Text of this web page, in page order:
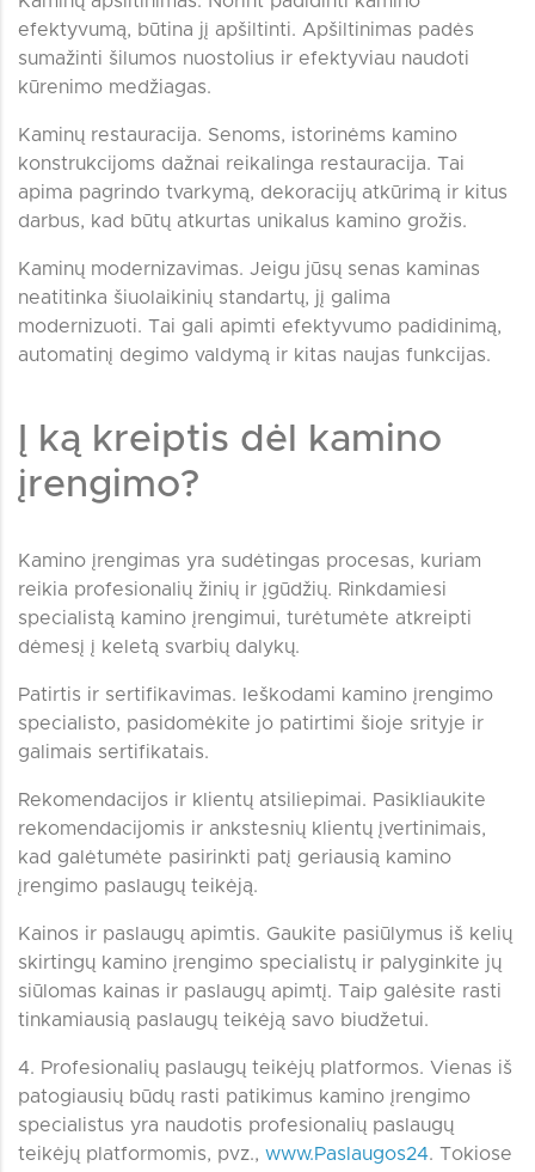
efektyvumą, būtina jį apšiltinti. Apšiltinimas padės
sumažinti šilumos nuostolius ir efektyviau naudoti
kūrenimo medžiagas.
Kaminų restauracija. Senoms, istorinėms kamino
konstrukcijoms dažnai reikalinga restauracija. Tai
apima pagrindo tvarkymą, dekoracijų atkūrimą ir kitus
darbus, kad būtų atkurtas unikalus kamino grožis.
Kaminų modernizavimas. Jeigu jūsų senas kaminas
neatitinka šiuolaikinių standartų, jį galima
modernizuoti. Tai gali apimti efektyvumo padidinimą,
automatinį degimo valdymą ir kitas naujas funkcijas.
Į ką kreiptis dėl kamino
įrengimo?
Kamino įrengimas yra sudėtingas procesas, kuriam
reikia profesionalių žinių ir įgūdžių. Rinkdamiesi
specialistą kamino įrengimui, turėtumėte atkreipti
dėmesį į keletą svarbių dalykų.
Patirtis ir sertifikavimas. Ieškodami kamino įrengimo
specialisto, pasidomėkite jo patirtimi šioje srityje ir
galimais sertifikatais.
Rekomendacijos ir klientų atsiliepimai. Pasikliaukite
rekomendacijomis ir ankstesnių klientų įvertinimais,
kad galėtumėte pasirinkti patį geriausią kamino
įrengimo paslaugų teikėją.
Kainos ir paslaugų apimtis. Gaukite pasiūlymus iš kelių
skirtingų kamino įrengimo specialistų ir palyginkite jų
siūlomas kainas ir paslaugų apimtį. Taip galėsite rasti
tinkamiausią paslaugų teikėją savo biudžetui.
4. Profesionalių paslaugų teikėjų platformos. Vienas iš
patogiausių būdų rasti patikimus kamino įrengimo
specialistus yra naudotis profesionalių paslaugų
teikėjų platformomis, pvz., www.Paslaugos24. Tokiose